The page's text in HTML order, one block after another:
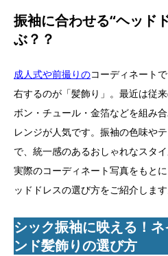
振袖に合わせる“ヘッド
ぶ？？
成人式や前撮りのコーディネート
右するのが「髪飾り」。最近は従
ボン・チュール・金箔などを組み
レンジが人気です。振袖の色味や
で、統一感のあるおしゃれなスタ
実際のコーディネート写真をもと
ッドドレスの選び方をご紹介します
シック振袖に映える！
ンド髪飾りの選び方